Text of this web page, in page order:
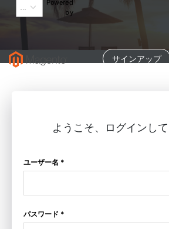
Powered
by
サインアップ
ようこそ、ログインし
ユーザー名 *
パスワード *